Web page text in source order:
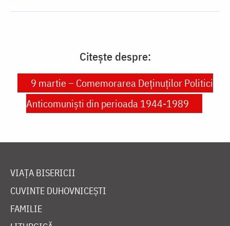
Citește despre:
9 martie – Comemorarea Deținuților Politici
Anticomuniști din perioada 1944-1989
VIAȚA BISERICII
CUVINTE DUHOVNICEȘTI
FAMILIE